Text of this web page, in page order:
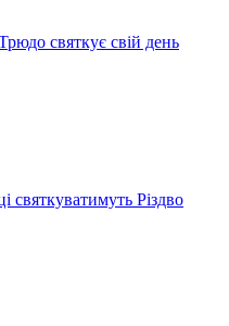
святкує свій день
святкуватимуть Різдво